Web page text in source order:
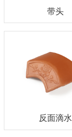
带头
反面滴水